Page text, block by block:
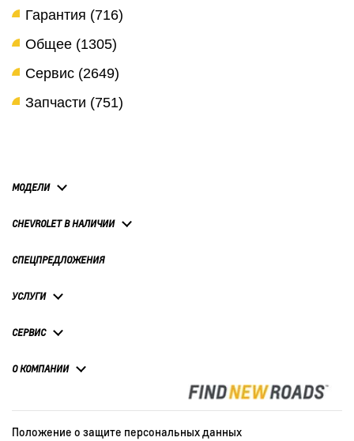
Гарантия (716)
Общее (1305)
Сервис (2649)
Запчасти (751)
МОДЕЛИ
CHEVROLET В НАЛИЧИИ
СПЕЦПРЕДЛОЖЕНИЯ
УСЛУГИ
СЕРВИС
О КОМПАНИИ
Положение о защите персональных данных